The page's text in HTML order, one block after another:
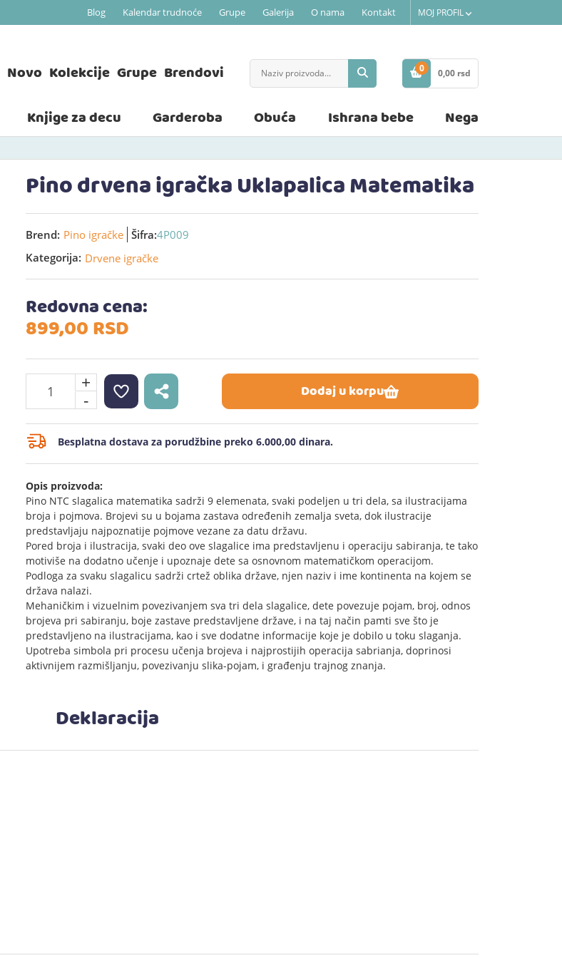
Blog Kalendar trudnoće Grupe Galerija O nama Kontakt MOJ PROFIL
Novo Kolekcije Grupe Brendovi
0
STAVKE
0,00 rsd
Knjige za decu Garderoba Obuća Ishrana bebe Nega
Pino drvena igračka Uklapalica Matematika
Brend: Pino igračke Šifra:4P009
Kategorija: Drvene igračke
Redovna cena:
899,00RSD
+
- Dodaj u korpu
Besplatna dostava za porudžbine preko 6.000,00 dinara.
Opis proizvoda:
Pino NTC slagalica matematika sadrži 9 elemenata, svaki podeljen u tri dela, sa ilustracijama
broja i pojmova. Brojevi su u bojama zastava određenih zemalja sveta, dok ilustracije
predstavljaju najpoznatije pojmove vezane za datu državu.
Pored broja i ilustracija, svaki deo ove slagalice ima predstavljenu i operaciju sabiranja, te tako
motiviše na dodatno učenje i upoznaje dete sa osnovnom matematičkom operacijom.
Podloga za svaku slagalicu sadrži crtež oblika države, njen naziv i ime kontinenta na kojem se
država nalazi.
Mehaničkim i vizuelnim povezivanjem sva tri dela slagalice, dete povezuje pojam, broj, odnos
brojeva pri sabiranju, boje zastave predstavljene države, i na taj način pamti sve što je
predstavljeno na ilustracijama, kao i sve dodatne informacije koje je dobilo u toku slaganja.
Upotreba simbola pri procesu učenja brojeva i najprostijih operacija sabrianja, doprinosi
aktivnijem razmišljanju, povezivanju slika-pojam, i građenju trajnog znanja.
Deklaracija